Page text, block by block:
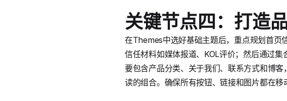
关键节点四：打造
在Themes中选好基础主题后，重点规划首页
信任材料如媒体报道、KOL评价；然后通过
要包含产品分类、关于我们、联系方式和博
读的组合。确保所有按钮、链接和图片都在移